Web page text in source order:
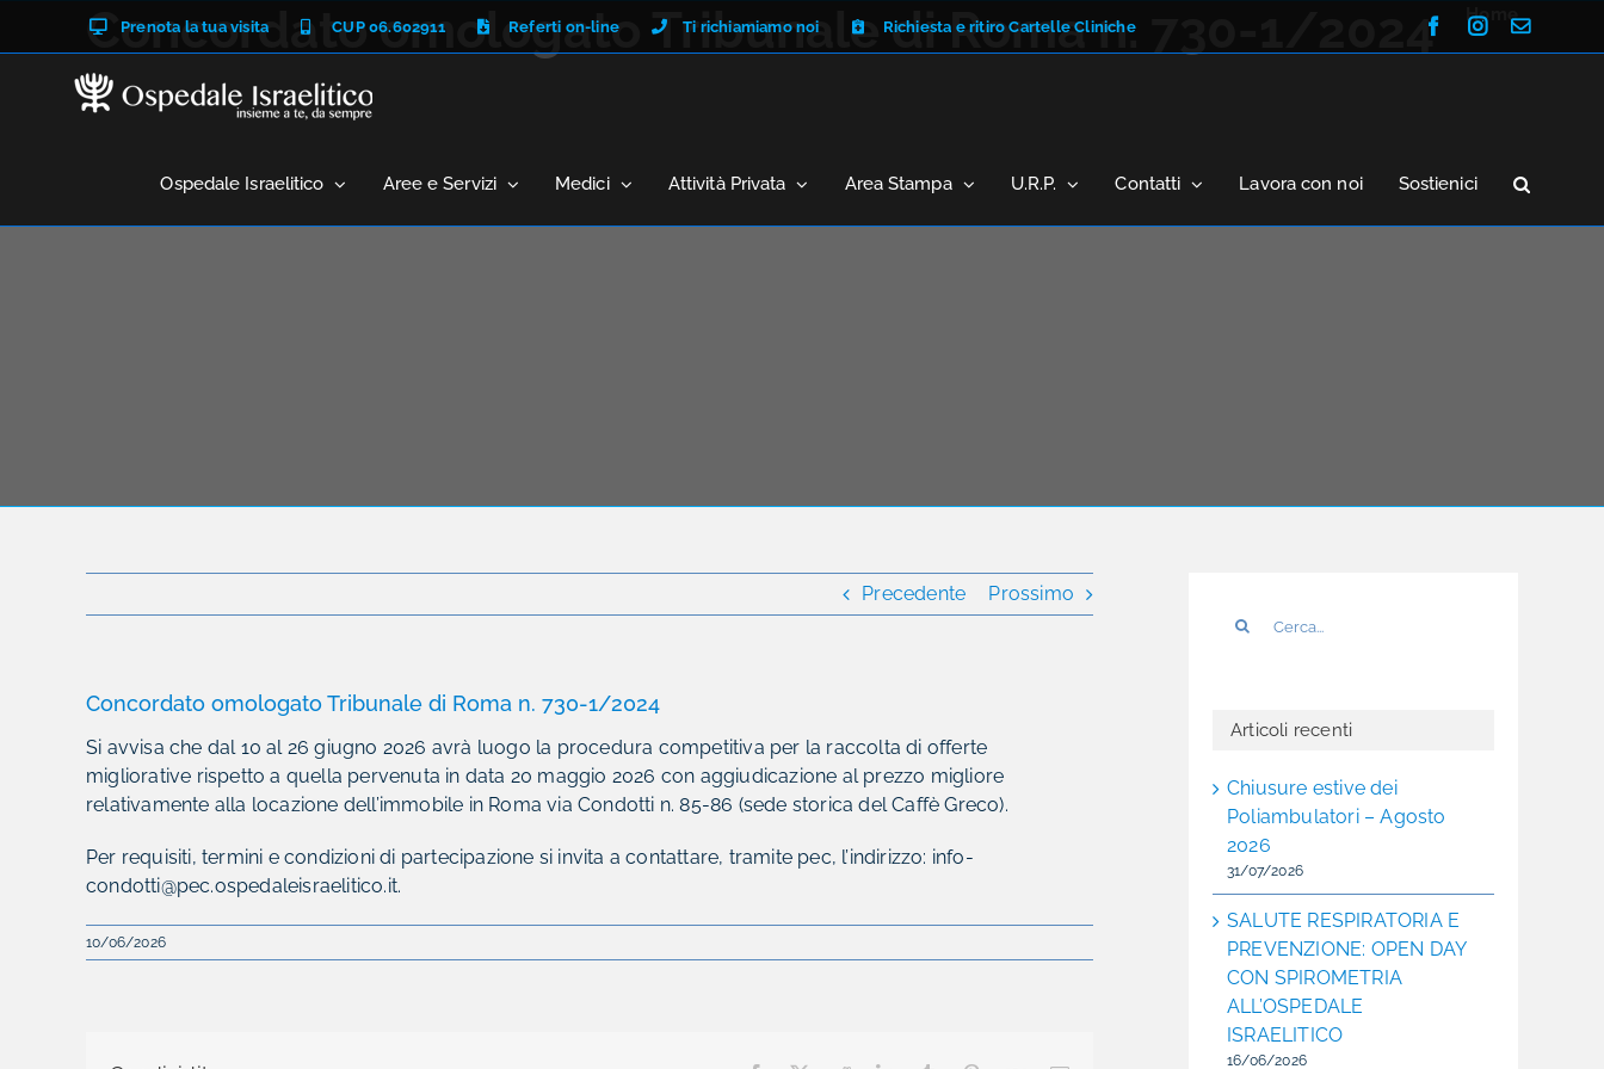
contenuto
Prenota la tua visita CUP 06.602911 Referti on-line Ti richiamiamo noi Richiesta e ritiro Cartelle Cliniche FacebookInstagram
Email
Ospedale Israelitico Aree e Servizi Medici Attività Privata Area Stampa U.R.P. Contatti Lavora con noi Sostienici
Concordato omologato Tribunale di Roma n. 730-1/2024 Home
Precedente Prossimo
Concordato omologato Tribunale di Roma n. 730-1/2024
Si avvisa che dal 10 al 26 giugno 2026 avrà luogo la procedura competitiva per la raccolta di offerte
migliorative rispetto a quella pervenuta in data 20 maggio 2026 con aggiudicazione al prezzo migliore
relativamente alla locazione dell’immobile in Roma via Condotti n. 85-86 (sede storica del Caffè Greco).
Per requisiti, termini e condizioni di partecipazione si invita a contattare, tramite pec, l’indirizzo: info-
condotti@pec.ospedaleisraelitico.it.
10/06/2026
per:
Articoli recenti
Chiusure estive dei
Poliambulatori – Agosto
2026
31/07/2026
SALUTE RESPIRATORIA E
PREVENZIONE: OPEN DAY
CON SPIROMETRIA
ALL’OSPEDALE
ISRAELITICO
16/06/2026